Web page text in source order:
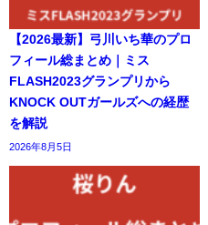
【2026最新】弓川いち華のプロ
フィール総まとめ｜ミス
FLASH2023グランプリから
KNOCK OUTガールズへの経歴
を解説
2026年8月5日